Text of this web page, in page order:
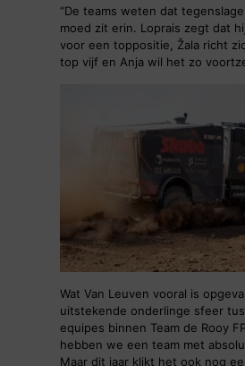
“De teams weten dat
moed zit erin. Loprais zegt dat
voor een toppositie, Žala richt
top vijf en Anja wil het zo
Wat Van Leuven vooral is
uitstekende onderlinge sfeer
equipes binnen Team de Rooy
hebben we een team met
Maar dit jaar klikt het ook nog